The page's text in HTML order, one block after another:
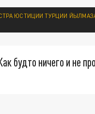
ЮСТИЦИИ ТУРЦИИ
будто ничего и не